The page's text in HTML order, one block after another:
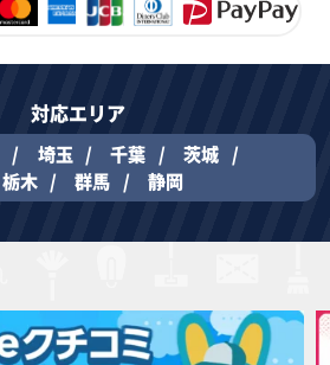
対応エリア
埼玉 千葉
茨城
栃木 群馬 静岡